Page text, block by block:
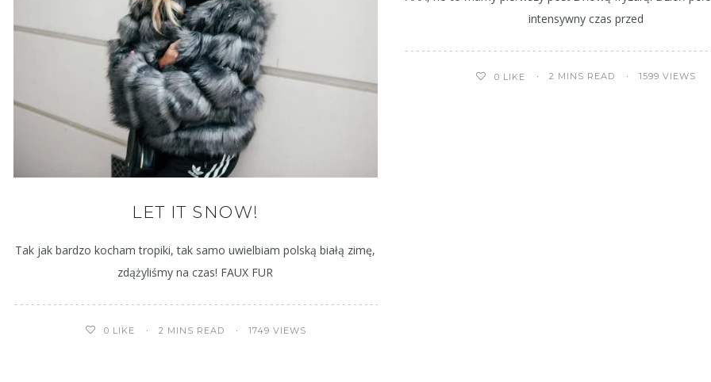
LET IT SNOW!
Tak jak bardzo kocham tropiki, tak samo uwielbiam polską białą zimę,
zdążyliśmy na czas! FAUX FUR
0 LIKE 2 MINS READ 1749 VIEWS
intensywny czas przed
0 LIKE 2 MINS READ 1599 VIEWS